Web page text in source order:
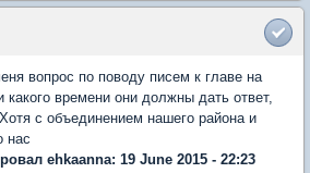
вопрос по поводу писем к главе на
какого времени они должны дать ответ,
с объединением нашего района и
нас
ehkaanna: 19 June 2015 - 22:23